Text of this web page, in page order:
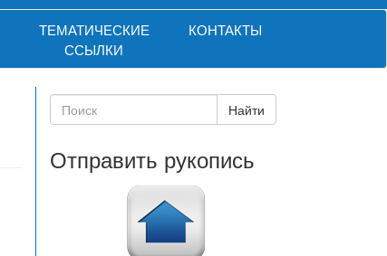
ТЕМАТИЧЕСКИЕ
ССЫЛКИ
КОНТАКТЫ
Отправить рукопись